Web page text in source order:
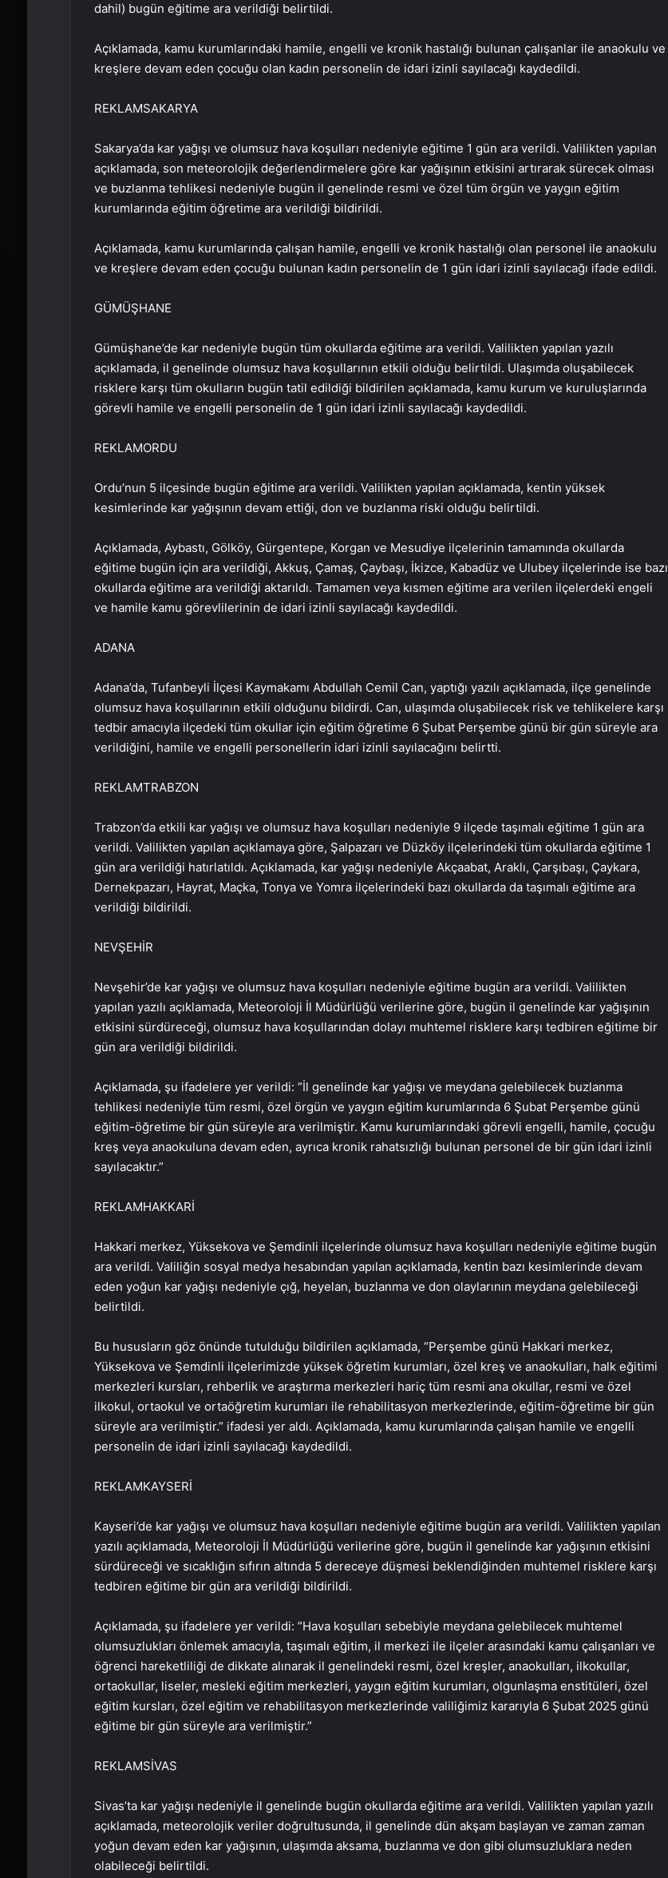
dahil) bugün eğitime ara verildiği belirtildi.
Açıklamada, kamu kurumlarındaki hamile, engelli ve kronik hastalığı bulunan çalışanlar ile anaokulu ve
kreşlere devam eden çocuğu olan kadın personelin de idari izinli sayılacağı kaydedildi.
REKLAMSAKARYA
Sakarya’da kar yağışı ve olumsuz hava koşulları nedeniyle eğitime 1 gün ara verildi. Valilikten yapılan
açıklamada, son meteorolojik değerlendirmelere göre kar yağışının etkisini artırarak sürecek olması
ve buzlanma tehlikesi nedeniyle bugün il genelinde resmi ve özel tüm örgün ve yaygın eğitim
kurumlarında eğitim öğretime ara verildiği bildirildi.
Açıklamada, kamu kurumlarında çalışan hamile, engelli ve kronik hastalığı olan personel ile anaokulu
ve kreşlere devam eden çocuğu bulunan kadın personelin de 1 gün idari izinli sayılacağı ifade edildi.
GÜMÜŞHANE
Gümüşhane’de kar nedeniyle bugün tüm okullarda eğitime ara verildi. Valilikten yapılan yazılı
açıklamada, il genelinde olumsuz hava koşullarının etkili olduğu belirtildi. Ulaşımda oluşabilecek
risklere karşı tüm okulların bugün tatil edildiği bildirilen açıklamada, kamu kurum ve kuruluşlarında
görevli hamile ve engelli personelin de 1 gün idari izinli sayılacağı kaydedildi.
REKLAMORDU
Ordu’nun 5 ilçesinde bugün eğitime ara verildi. Valilikten yapılan açıklamada, kentin yüksek
kesimlerinde kar yağışının devam ettiği, don ve buzlanma riski olduğu belirtildi.
Açıklamada, Aybastı, Gölköy, Gürgentepe, Korgan ve Mesudiye ilçelerinin tamamında okullarda
eğitime bugün için ara verildiği, Akkuş, Çamaş, Çaybaşı, İkizce, Kabadüz ve Ulubey ilçelerinde ise bazı
okullarda eğitime ara verildiği aktarıldı. Tamamen veya kısmen eğitime ara verilen ilçelerdeki engeli
ve hamile kamu görevlilerinin de idari izinli sayılacağı kaydedildi.
ADANA
Adana’da, Tufanbeyli İlçesi Kaymakamı Abdullah Cemil Can, yaptığı yazılı açıklamada, ilçe genelinde
olumsuz hava koşullarının etkili olduğunu bildirdi. Can, ulaşımda oluşabilecek risk ve tehlikelere karşı
tedbir amacıyla ilçedeki tüm okullar için eğitim öğretime 6 Şubat Perşembe günü bir gün süreyle ara
verildiğini, hamile ve engelli personellerin idari izinli sayılacağını belirtti.
REKLAMTRABZON
Trabzon’da etkili kar yağışı ve olumsuz hava koşulları nedeniyle 9 ilçede taşımalı eğitime 1 gün ara
verildi. Valilikten yapılan açıklamaya göre, Şalpazarı ve Düzköy ilçelerindeki tüm okullarda eğitime 1
gün ara verildiği hatırlatıldı. Açıklamada, kar yağışı nedeniyle Akçaabat, Araklı, Çarşıbaşı, Çaykara,
Dernekpazarı, Hayrat, Maçka, Tonya ve Yomra ilçelerindeki bazı okullarda da taşımalı eğitime ara
verildiği bildirildi.
NEVŞEHİR
Nevşehir’de kar yağışı ve olumsuz hava koşulları nedeniyle eğitime bugün ara verildi. Valilikten
yapılan yazılı açıklamada, Meteoroloji İl Müdürlüğü verilerine göre, bugün il genelinde kar yağışının
etkisini sürdüreceği, olumsuz hava koşullarından dolayı muhtemel risklere karşı tedbiren eğitime bir
gün ara verildiği bildirildi.
Açıklamada, şu ifadelere yer verildi: ​​​​​​​”İl genelinde kar yağışı ve meydana gelebilecek buzlanma
tehlikesi nedeniyle tüm resmi, özel örgün ve yaygın eğitim kurumlarında 6 Şubat Perşembe günü
eğitim-öğretime bir gün süreyle ara verilmiştir. Kamu kurumlarındaki görevli engelli, hamile, çocuğu
kreş veya anaokuluna devam eden, ayrıca kronik rahatsızlığı bulunan personel de bir gün idari izinli
sayılacaktır.”
REKLAMHAKKARİ
Hakkari merkez, Yüksekova ve Şemdinli ilçelerinde olumsuz hava koşulları nedeniyle eğitime bugün
ara verildi. Valiliğin sosyal medya hesabından yapılan açıklamada, kentin bazı kesimlerinde devam
eden yoğun kar yağışı nedeniyle çığ, heyelan, buzlanma ve don olaylarının meydana gelebileceği
belirtildi.
Bu hususların göz önünde tutulduğu bildirilen açıklamada, “Perşembe günü Hakkari merkez,
Yüksekova ve Şemdinli ilçelerimizde yüksek öğretim kurumları, özel kreş ve anaokulları, halk eğitimi
merkezleri kursları, rehberlik ve araştırma merkezleri hariç tüm resmi ana okullar, resmi ve özel
ilkokul, ortaokul ve ortaöğretim kurumları ile rehabilitasyon merkezlerinde, eğitim-öğretime bir gün
süreyle ara verilmiştir.” ifadesi yer aldı. Açıklamada, kamu kurumlarında çalışan hamile ve engelli
personelin de idari izinli sayılacağı kaydedildi.
REKLAMKAYSERİ
Kayseri’de kar yağışı ve olumsuz hava koşulları nedeniyle eğitime bugün ara verildi. Valilikten yapılan
yazılı açıklamada, Meteoroloji İl Müdürlüğü verilerine göre, bugün il genelinde kar yağışının etkisini
sürdüreceği ve sıcaklığın sıfırın altında 5 dereceye düşmesi beklendiğinden muhtemel risklere karşı
tedbiren eğitime bir gün ara verildiği bildirildi.
Açıklamada, şu ifadelere yer verildi: ​​​​​​​”Hava koşulları sebebiyle meydana gelebilecek muhtemel
olumsuzlukları önlemek amacıyla, taşımalı eğitim, il merkezi ile ilçeler arasındaki kamu çalışanları ve
öğrenci hareketliliği de dikkate alınarak il genelindeki resmi, özel kreşler, anaokulları, ilkokullar,
ortaokullar, liseler, mesleki eğitim merkezleri, yaygın eğitim kurumları, olgunlaşma enstitüleri, özel
eğitim kursları, özel eğitim ve rehabilitasyon merkezlerinde valiliğimiz kararıyla 6 Şubat 2025 günü
eğitime bir gün süreyle ara verilmiştir.”
REKLAMSİVAS
Sivas’ta kar yağışı nedeniyle il genelinde bugün okullarda eğitime ara verildi. Valilikten yapılan yazılı
açıklamada, meteorolojik veriler doğrultusunda, il genelinde dün akşam başlayan ve zaman zaman
yoğun devam eden kar yağışının, ulaşımda aksama, buzlanma ve don gibi olumsuzluklara neden
olabileceği belirtildi.